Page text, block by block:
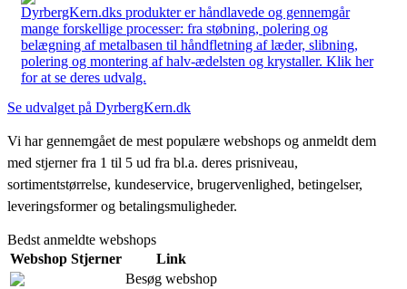
DyrbergKern.dks produkter er håndlavede og gennemgår
mange forskellige processer: fra støbning, polering og
belægning af metalbasen til håndfletning af læder, slibning,
polering og montering af halv-ædelsten og krystaller. Klik her
for at se deres udvalg.
Se udvalget på DyrbergKern.dk
Vi har gennemgået de mest populære webshops og anmeldt dem
med stjerner fra 1 til 5 ud fra bl.a. deres prisniveau,
sortimentstørrelse, kundeservice, brugervenlighed, betingelser,
leveringsformer og betalingsmuligheder.
Bedst anmeldte webshops
Webshop Stjerner
Link
Besøg webshop